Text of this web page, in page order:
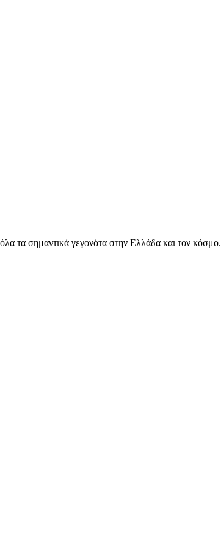
τα σημαντικά γεγονότα στην Ελλάδα και τον κόσμο.